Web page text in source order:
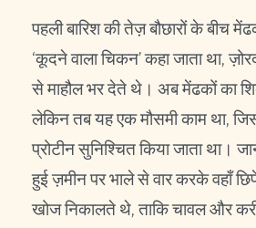
पहली बारिश की तेज़ बौछारों के बीच
‘कूदने वाला चिकन’ कहा जाता था,
से माहौल भर देते थे। अब मेंढकों का
लेकिन तब यह एक मौसमी काम था,
प्रोटीन सुनिश्चित किया जाता था।
हुई ज़मीन पर भाले से वार करके वहाँ
खोज निकालते थे, ताकि चावल और